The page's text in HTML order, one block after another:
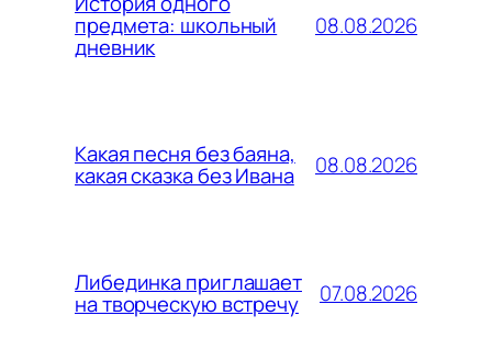
предмета: школьный
дневник
08.08.2026
Какая песня без баяна,
какая сказка без Ивана 08.08.2026
Либединка приглашает
на творческую встречу 07.08.2026